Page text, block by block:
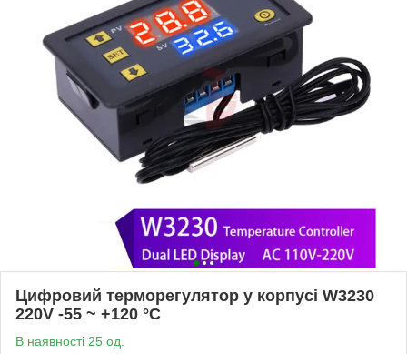
Цифровий терморегулятор у корпусі W3230
220V -55 ~ +120 °C
В наявності 25 од.